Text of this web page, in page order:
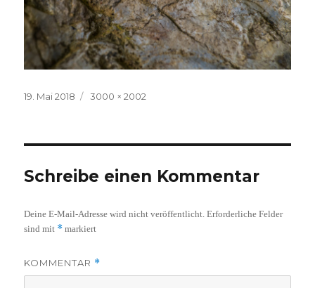
Veröffentlicht
19. Mai 2018
Volle
3000 × 2002
Schreibe einen Kommentar
Deine E-Mail-Adresse wird nicht veröffentlicht. Erforderliche Felder
sind mit * markiert
KOMMENTAR *